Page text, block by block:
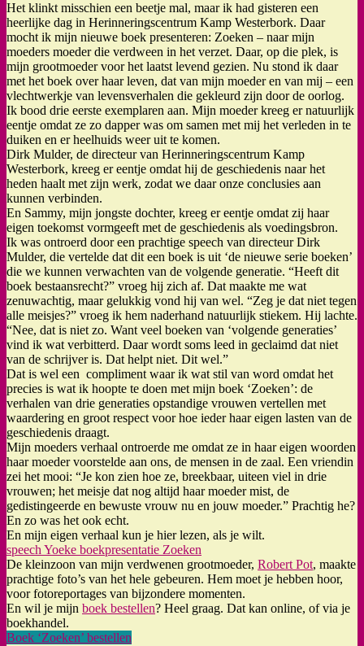
Het klinkt misschien een beetje mal, maar ik had gisteren een
heerlijke dag in Herinneringscentrum Kamp Westerbork. Daar
mocht ik mijn nieuwe boek presenteren: Zoeken – naar mijn
moeders moeder die verdween in het verzet. Daar, op die plek, is
mijn grootmoeder voor het laatst levend gezien. Nu stond ik daar
met het boek over haar leven, dat van mijn moeder en van mij – een
vlechtwerkje van levensverhalen die gekleurd zijn door de oorlog.
Ik bood drie eerste exemplaren aan. Mijn moeder kreeg er natuurlijk
eentje omdat ze zo dapper was om samen met mij het verleden in te
duiken en er heelhuids weer uit te komen.
Dirk Mulder, de directeur van Herinneringscentrum Kamp
Westerbork, kreeg er eentje omdat hij de geschiedenis naar het
heden haalt met zijn werk, zodat we daar onze conclusies aan
kunnen verbinden.
En Sammy, mijn jongste dochter, kreeg er eentje omdat zij haar
eigen toekomst vormgeeft met de geschiedenis als voedingsbron.
Ik was ontroerd door een prachtige speech van directeur Dirk
Mulder, die vertelde dat dit een boek is uit ‘de nieuwe serie boeken’
die we kunnen verwachten van de volgende generatie. “Heeft dit
boek bestaansrecht?” vroeg hij zich af. Dat maakte me wat
zenuwachtig, maar gelukkig vond hij van wel. “Zeg je dat niet tegen
alle meisjes?” vroeg ik hem naderhand natuurlijk stiekem. Hij lachte.
“Nee, dat is niet zo. Want veel boeken van ‘volgende generaties’
vind ik wat verbitterd. Daar wordt soms leed in geclaimd dat niet
van de schrijver is. Dat helpt niet. Dit wel.”
Dat is wel een compliment waar ik wat stil van word omdat het
precies is wat ik hoopte te doen met mijn boek ‘Zoeken’: de
verhalen van drie generaties opstandige vrouwen vertellen met
waardering en groot respect voor hoe ieder haar eigen lasten van de
geschiedenis draagt.
Mijn moeders verhaal ontroerde me omdat ze in haar eigen woorden
haar moeder voorstelde aan ons, de mensen in de zaal. Een vriendin
zei het mooi: “Je kon zien hoe ze, breekbaar, uiteen viel in drie
vrouwen; het meisje dat nog altijd haar moeder mist, de
gedistingeerde en bewuste vrouw nu en jouw moeder.” Prachtig he?
En zo was het ook echt.
En mijn eigen verhaal kun je hier lezen, als je wilt.
speech Yoeke boekpresentatie Zoeken
De kleinzoon van mijn verdwenen grootmoeder, Robert Pot, maakte
prachtige foto’s van het hele gebeuren. Hem moet je hebben hoor,
voor fotoreportages van bijzondere momenten.
En wil je mijn boek bestellen? Heel graag. Dat kan online, of via je
boekhandel.
Boek ‘Zoeken’ bestellen